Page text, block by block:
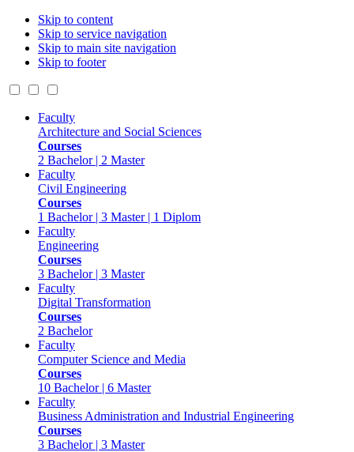
Skip to content
Skip to service navigation
Skip to main site navigation
Skip to footer
Faculty
Architecture and Social Sciences
Courses
2 Bachelor | 2 Master
Faculty
Civil Engineering
Courses
1 Bachelor | 3 Master | 1 Diplom
Faculty
Engineering
Courses
3 Bachelor | 3 Master
Faculty
Digital Transformation
Courses
2 Bachelor
Faculty
Computer Science and Media
Courses
10 Bachelor | 6 Master
Faculty
Business Administration and Industrial Engineering
Courses
3 Bachelor | 3 Master